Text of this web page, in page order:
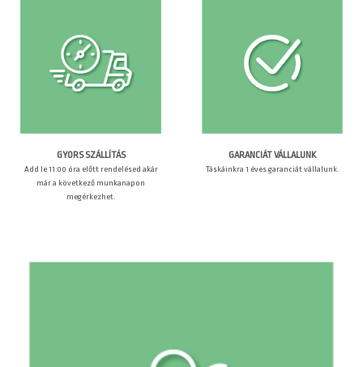
GYORS SZÁLLÍTÁS
Add le 11:00 óra előtt rendelésed akár
már a következő munkanapon
megérkezhet.
GARANCIÁT VÁLLALUNK
Táskáinkra 1 éves garanciát vállalunk.